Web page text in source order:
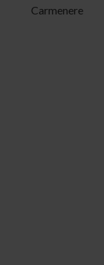
Carmenere